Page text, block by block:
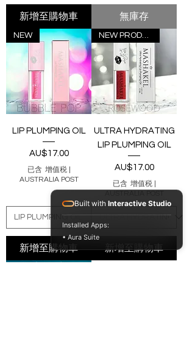
新增至購物車 無庫存
NEW
LIP PLUMPING OIL
價格
AU$17.00
已含 增值税
AUSTRALIA POST
新增至購物車
ULTRA HYDRATING
LIP PLUMPING OIL
價格
AU$17.00
已含 增值税
新增至購物車
Built with Interactive Studio
Installed Apps:
• Aura Suite